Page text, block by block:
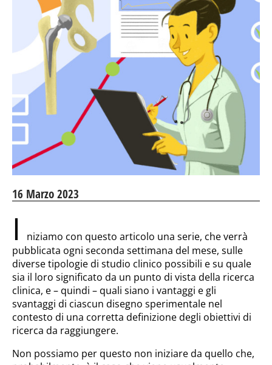
16 Marzo 2023
I
niziamo con questo articolo una serie, che verrà
pubblicata ogni seconda settimana del mese, sulle
diverse tipologie di studio clinico possibili e su quale
sia il loro significato da un punto di vista della ricerca
clinica, e – quindi – quali siano i vantaggi e gli
svantaggi di ciascun disegno sperimentale nel
contesto di una corretta definizione degli obiettivi di
ricerca da raggiungere.
Non possiamo per questo non iniziare da quello che,